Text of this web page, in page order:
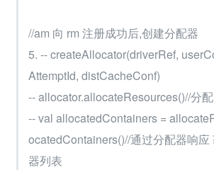
//am 向 rm 注册成功后,创建分配器
5. -- createAllocator(driverRef,
AttemptId, distCacheConf)
-- allocator.allocateResources()//分
-- val allocatedContainers =
ocatedContainers()//通过分配器响应
器列表